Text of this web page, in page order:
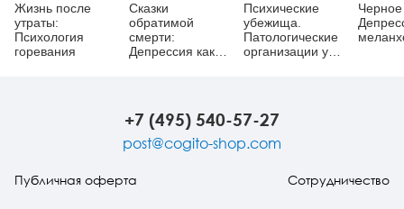
Жизнь после
утраты:
Психология
горевания
Сказки
обратимой
смерти:
Депрессия как
Психические
убежища.
Патологические
организации у
+7 (495) 540-57-27
post@cogito-shop.com
Публичная оферта Сотрудничество